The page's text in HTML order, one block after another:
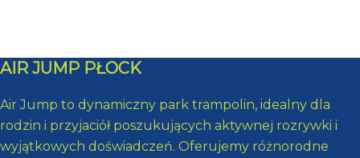
AIR JUMP PŁOCK
Air Jump to dynamiczny park trampolin, idealny dla
rodzin i przyjaciół poszukujących aktywnej rozrywki i
wyjątkowych doświadczeń. Oferujemy różnorodne